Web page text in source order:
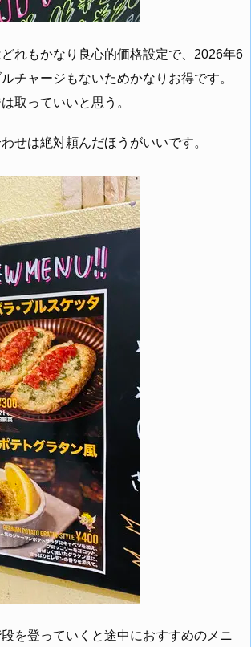
れもかなり良心的価格設定で、2026年6
チャージもないためかなりお得です。
取っていいと思う。
せは絶対頼んだほうがいいです。
を登っていくと途中におすすめのメニ